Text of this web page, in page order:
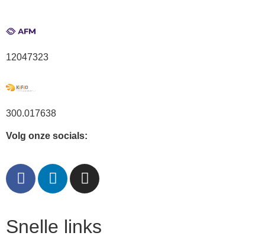
12047323
300.017638
Volg onze socials:
Snelle links